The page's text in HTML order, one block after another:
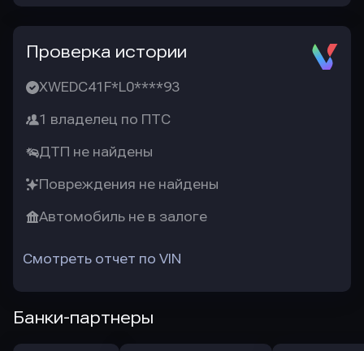
Проверка истории
XWEDC41F*L0****93
1 владелец по ПТС
ДТП не найдены
Повреждения не найдены
Автомобиль не в залоге
Смотреть отчет по VIN
Банки-партнеры